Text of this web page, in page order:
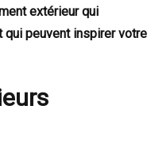
extérieur qui
peuvent inspirer votre